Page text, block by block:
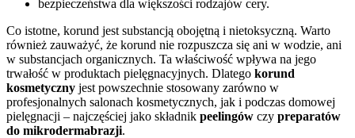
bezpieczeństwa dla większości rodzajów cery.
Co istotne, korund jest substancją obojętną i nietoksyczną. Warto
również zauważyć, że korund nie rozpuszcza się ani w wodzie, ani
w substancjach organicznych. Ta właściwość wpływa na jego
trwałość w produktach pielęgnacyjnych. Dlatego korund
kosmetyczny jest powszechnie stosowany zarówno w
profesjonalnych salonach kosmetycznych, jak i podczas domowej
pielęgnacji – najczęściej jako składnik peelingów czy preparatów
do mikrodermabrazji.